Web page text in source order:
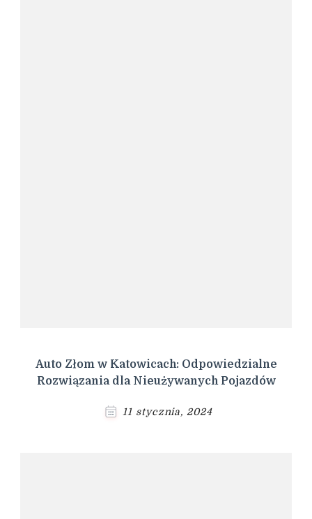
Auto Złom w Katowicach: Odpowiedzialne
Rozwiązania dla Nieużywanych Pojazdów
11 stycznia, 2024